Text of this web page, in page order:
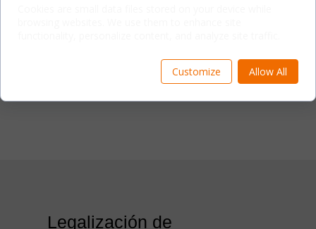
Legalización de
las oficinas provinciales, las autoridades de
distrito y otras instituciones administrativas.
Customize Allow All